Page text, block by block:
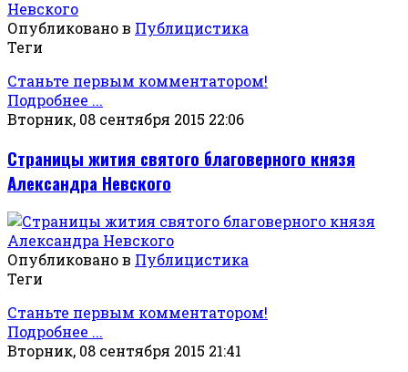
Опубликовано в Публицистика
Теги
Станьте первым комментатором!
Подробнее ...
Вторник, 08 сентября 2015 22:06
Страницы жития святого благоверного князя
Александра Невского
Опубликовано в Публицистика
Теги
Станьте первым комментатором!
Подробнее ...
Вторник, 08 сентября 2015 21:41